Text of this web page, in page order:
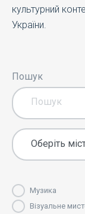
культурний
України.
Пошук
Оберіть
Музика
Візуальне